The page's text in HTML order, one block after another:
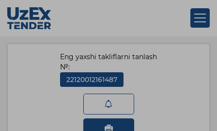
Eng yaxshi takliflarni tanlash
№:
22120012161487